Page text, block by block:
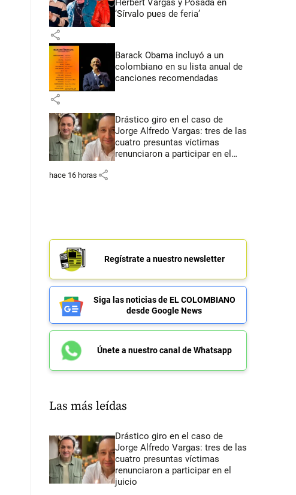
Herbert Vargas y Posada en
‘Sírvalo pues de feria’
share
Barack Obama incluyó a un
colombiano en su lista anual de
canciones recomendadas
share
Drástico giro en el caso de
Jorge Alfredo Vargas: tres de las
cuatro presuntas víctimas
renunciaron a participar en el
hace 16 horas share
Regístrate a nuestro newsletter
Siga las noticias de EL COLOMBIANO
desde Google News
Únete a nuestro canal de Whatsapp
Las más leídas
Drástico giro en el caso de
Jorge Alfredo Vargas: tres de las
cuatro presuntas víctimas
renunciaron a participar en el
juicio